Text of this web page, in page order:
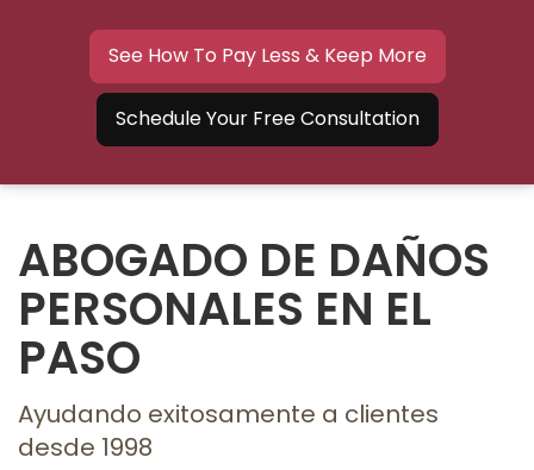
See How To Pay Less & Keep More
Schedule Your Free Consultation
ABOGADO DE DAÑOS
PERSONALES EN EL
PASO
Ayudando exitosamente a clientes
desde 1998